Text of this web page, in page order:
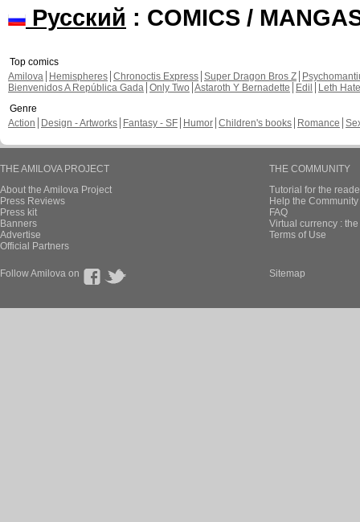
Русский : COMICS /
Top comics
Amilova
Hemispheres Chronoctis Express Super Dragon Bros Z
Bienvenidos A República Gada Only Two Astaroth Y Bernadette Edil
Leth Hate
Genre
Action
Design - Artworks Fantasy - SF Humor Children's books Romance
THE AMILOVA PROJECT
About the Amilova Project
Press Reviews
Press kit
Banners
Advertise
Official Partners
THE COMMUNITY
Tutorial for the
Help the
FAQ
Virtual currency :
Terms of Use
Follow Amilova on Sitemap